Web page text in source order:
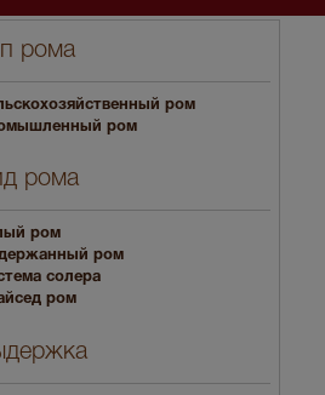
рома
ром
ром
рома
ром
ром
солера
ром